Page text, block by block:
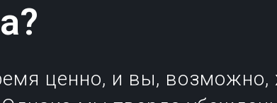
ценно, и вы, возможно,